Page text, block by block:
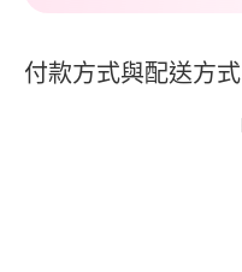
付款方式與配送方式